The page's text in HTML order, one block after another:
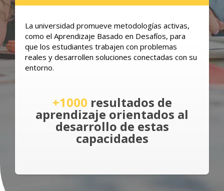
La universidad promueve metodologías activas,
como el Aprendizaje Basado en Desafíos, para
que los estudiantes trabajen con problemas
reales y desarrollen soluciones conectadas con su
entorno.
+1000 resultados de
aprendizaje orientados al
desarrollo de estas
capacidades